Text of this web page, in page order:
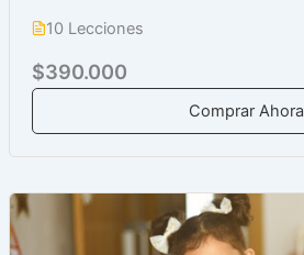
10 Lecciones
$390.000
Comprar Ahora